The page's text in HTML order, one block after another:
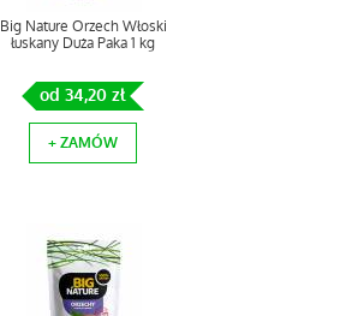
Big Nature Orzech Włoski
łuskany Duża Paka 1 kg
od 34,20 zł
+ ZAMÓW